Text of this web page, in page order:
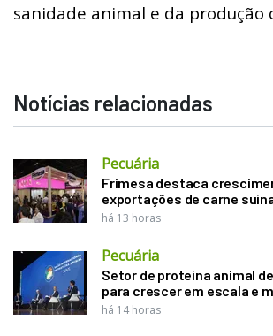
sanidade animal e da produção
Notícias relacionadas
Pecuária
Frimesa destaca
exportações de carne
há 13 horas
Pecuária
Setor de proteína animal
para crescer em escala e
há 14 horas